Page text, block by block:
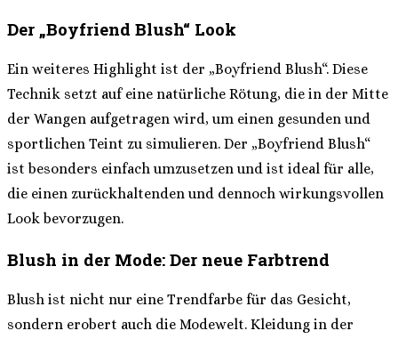
Der „Boyfriend Blush“ Look
Ein weiteres Highlight ist der „Boyfriend Blush“. Diese
Technik setzt auf eine natürliche Rötung, die in der Mitte
der Wangen aufgetragen wird, um einen gesunden und
sportlichen Teint zu simulieren. Der „Boyfriend Blush“
ist besonders einfach umzusetzen und ist ideal für alle,
die einen zurückhaltenden und dennoch wirkungsvollen
Look bevorzugen.
Blush in der Mode: Der neue Farbtrend
Blush ist nicht nur eine Trendfarbe für das Gesicht,
sondern erobert auch die Modewelt. Kleidung in der